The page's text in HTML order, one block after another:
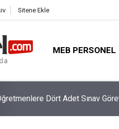
Sitene Ekle
MEB PERSONEL
Dört Adet Sınav